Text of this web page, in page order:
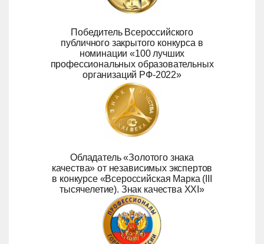
Победитель Всероссийского
публичного закрытого конкурса в
номинации «100 лучших
профессиональных образовательных
организаций РФ-2022»
Обладатель «Золотого знака
качества» от независимых экспертов
в конкурсе «Всероссийская Марка (III
тысячелетие). Знак качества ХХI»